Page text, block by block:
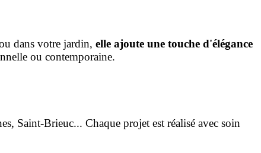
dans votre jardin, elle ajoute une touche d'élégance
ou contemporaine.
Saint-Brieuc... Chaque projet est réalisé avec soin